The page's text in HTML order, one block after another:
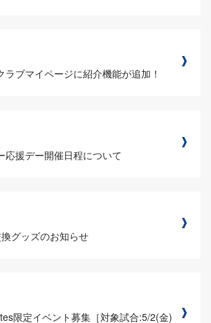
ラブマイページに紹介機能が追加！
応援デー開催日程について
グッズのお知らせ
限定イベント募集［対象試合:5/2(金)